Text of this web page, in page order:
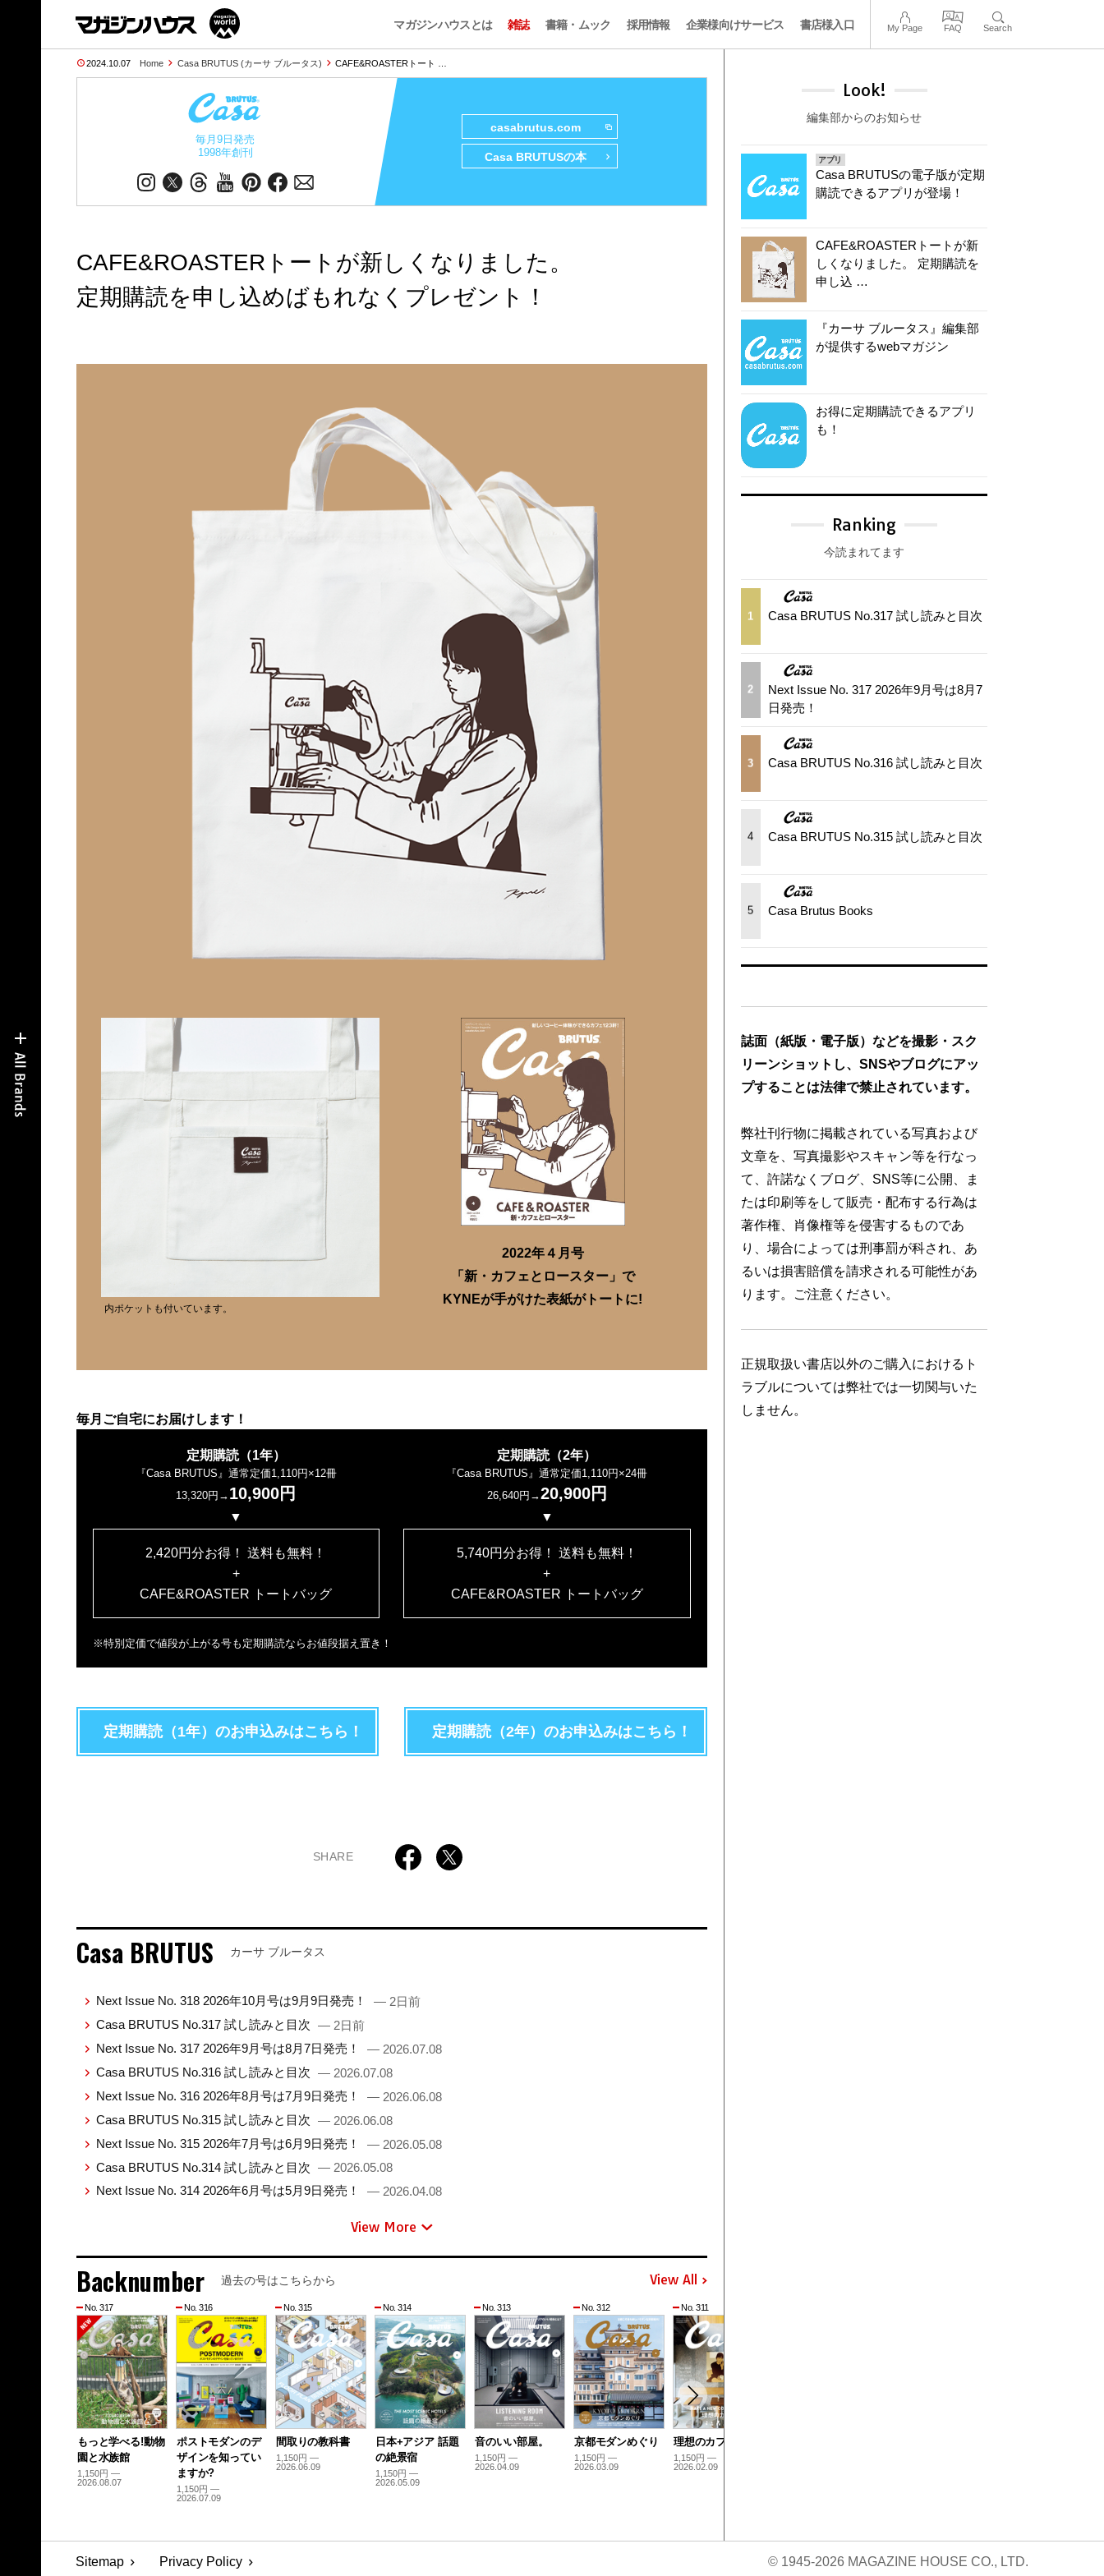
マガジンハウスとは 雑誌 書籍・ムック 採用情報 企業様向けサービス 書店様入口 My Page FAQ Search
2024.10.07 Home Casa BRUTUS (カーサ ブルータス) CAFE&ROASTERトート …
毎月9日発売
1998年創刊
casabrutus.com
Casa BRUTUSの本
CAFE&ROASTERトートが新しくなりました。
定期購読を申し込めばもれなくプレゼント！
内ポケットも付いています。
2022年４月号
「新・カフェとロースター」で
KYNEが手がけた表紙がトートに!
毎月ご自宅にお届けします！
定期購読（1年）
『Casa BRUTUS』通常定価1,110円×12冊
13,320円→ 10,900円
▼
2,420円分お得！ 送料も無料！
+
CAFE&ROASTER トートバッグ
定期購読（2年）
『Casa BRUTUS』通常定価1,110円×24冊
26,640円→20,900円
▼
5,740円分お得！ 送料も無料！
+
CAFE&ROASTER トートバッグ
※特別定価で値段が上がる号も定期購読ならお値段据え置き！
定期購読（1年）のお申込みはこちら！ 定期購読（2年）のお申込みはこちら！
SHARE
Casa BRUTUS カーサ ブルータス
Next Issue No. 318 2026年10月号は9月9日発売！
— 2日前
Casa BRUTUS No.317 試し読みと目次 — 2日前
Next Issue No. 317 2026年9月号は8月7日発売！
— 2026.07.08
Casa BRUTUS No.316 試し読みと目次 — 2026.07.08
Next Issue No. 316 2026年8月号は7月9日発売！
— 2026.06.08
Casa BRUTUS No.315 試し読みと目次 — 2026.06.08
Next Issue No. 315 2026年7月号は6月9日発売！
— 2026.05.08
Casa BRUTUS No.314 試し読みと目次 — 2026.05.08
Next Issue No. 314 2026年6月号は5月9日発売！
— 2026.04.08
View More
Backnumber 過去の号はこちらから View All
No. 317
もっと学べる!動物
園と水族館
1,150円 —
2026.08.07
No. 316
ポストモダンのデ
ザインを知ってい
ますか?
1,150円 —
2026.07.09
No. 315
間取りの教科書
1,150円 —
2026.06.09
No. 314
日本+アジア 話題
の絶景宿
1,150円 —
2026.05.09
No. 313
音のいい部屋。
1,150円 —
2026.04.09
No. 312
京都モダンめぐり
1,150円 —
2026.03.09
No. 311
理想のカフェ
1,150円 —
2026.02.09
Look!
編集部からのお知らせ
アプリ
Casa BRUTUSの電子版が定期
購読できるアプリが登場！
CAFE&ROASTERトートが新
しくなりました。 定期購読を
申し込 …
『カーサ ブルータス』編集部
が提供するwebマガジン
お得に定期購読できるアプリ
も！
Ranking
今読まれてます
1 Casa BRUTUS No.317 試し読みと目次
2
Next Issue No. 317 2026年9月号は8月7
日発売！
3 Casa BRUTUS No.316 試し読みと目次
4 Casa BRUTUS No.315 試し読みと目次
5 Casa Brutus Books
誌面（紙版・電子版）などを撮影・スク
リーンショットし、SNSやブログにアッ
プすることは法律で禁止されています。
弊社刊行物に掲載されている写真および
文章を、写真撮影やスキャン等を行なっ
て、許諾なくブログ、SNS等に公開、ま
たは印刷等をして販売・配布する行為は
著作権、肖像権等を侵害するものであ
り、場合によっては刑事罰が科され、あ
るいは損害賠償を請求される可能性があ
ります。ご注意ください。
正規取扱い書店以外のご購入におけるト
ラブルについては弊社では一切関与いた
しません。
Sitemap Privacy Policy © 1945-2026 MAGAZINE HOUSE CO., LTD.